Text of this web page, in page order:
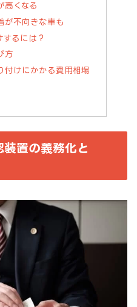
高くなる
が不向きな車も
るには？
方
付けにかかる費用相場
置の義務化と